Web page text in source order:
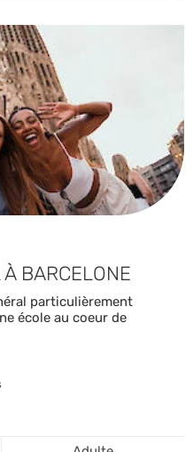
BARCELONE
particulièrement
école au coeur de